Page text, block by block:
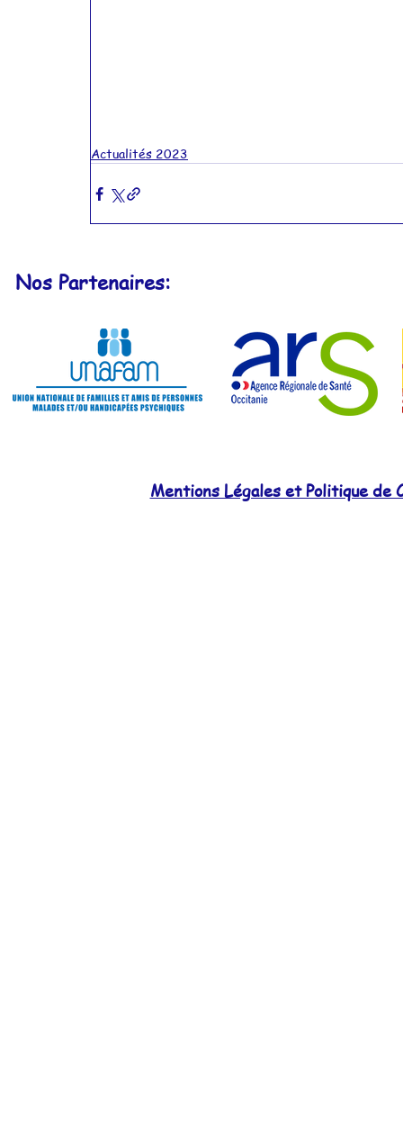
Actualités 2023
Nos Partenaires:
Mentions Légales et Politique de